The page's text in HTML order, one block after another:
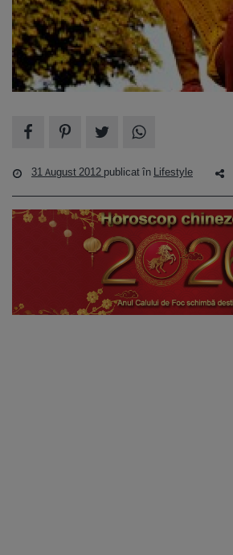
31 August 2012 publicat în Lifestyle